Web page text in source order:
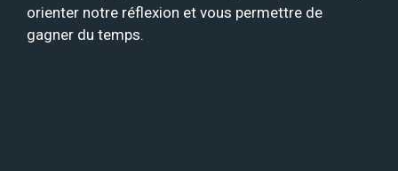
orienter notre réflexion et vous permettre de
gagner du temps.